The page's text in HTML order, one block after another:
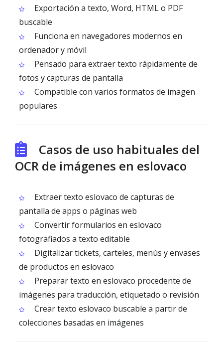
Exportación a texto, Word, HTML o PDF
buscable
Funciona en navegadores modernos en
ordenador y móvil
Pensado para extraer texto rápidamente de
fotos y capturas de pantalla
Compatible con varios formatos de imagen
populares
Casos de uso habituales del
OCR de imágenes en eslovaco
Extraer texto eslovaco de capturas de
pantalla de apps o páginas web
Convertir formularios en eslovaco
fotografiados a texto editable
Digitalizar tickets, carteles, menús y envases
de productos en eslovaco
Preparar texto en eslovaco procedente de
imágenes para traducción, etiquetado o revisión
Crear texto eslovaco buscable a partir de
colecciones basadas en imágenes